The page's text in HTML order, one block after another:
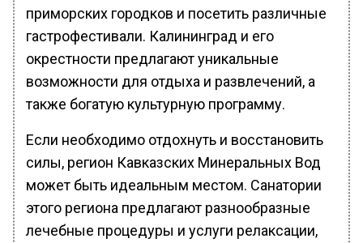
приморских городков и посетить различные
гастрофестивали. Калининград и его
окрестности предлагают уникальные
возможности для отдыха и развлечений, а
также богатую культурную программу.
Если необходимо отдохнуть и восстановить
силы, регион Кавказских Минеральных Вод
может быть идеальным местом. Санатории
этого региона предлагают разнообразные
лечебные процедуры и услуги релаксации,